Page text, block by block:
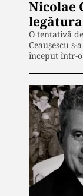
Nicolae
O tentativă
Ceauşescu
început într-